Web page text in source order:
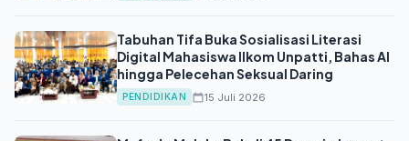
Tabuhan Tifa Buka Sosialisasi Literasi
Digital Mahasiswa Ilkom Unpatti, Bahas AI
hingga Pelecehan Seksual Daring
PENDIDIKAN 15 Juli 2026